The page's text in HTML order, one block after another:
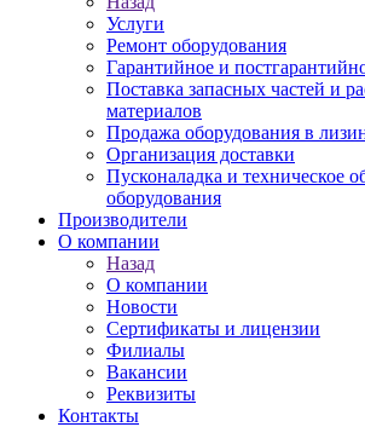
Услуги
Ремонт оборудования
Гарантийное и
Поставка запасных частей и
материалов
Продажа оборудования в
Организация доставки
Пусконаладка и техническое
оборудования
Производители
О компании
Назад
О компании
Новости
Сертификаты и лицензии
Филиалы
Вакансии
Реквизиты
Контакты